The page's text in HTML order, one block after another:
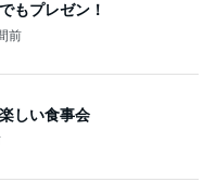
しい食事会
めの超手間